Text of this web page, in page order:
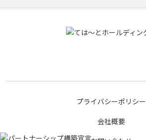
プライバシーポリシー
会社概要